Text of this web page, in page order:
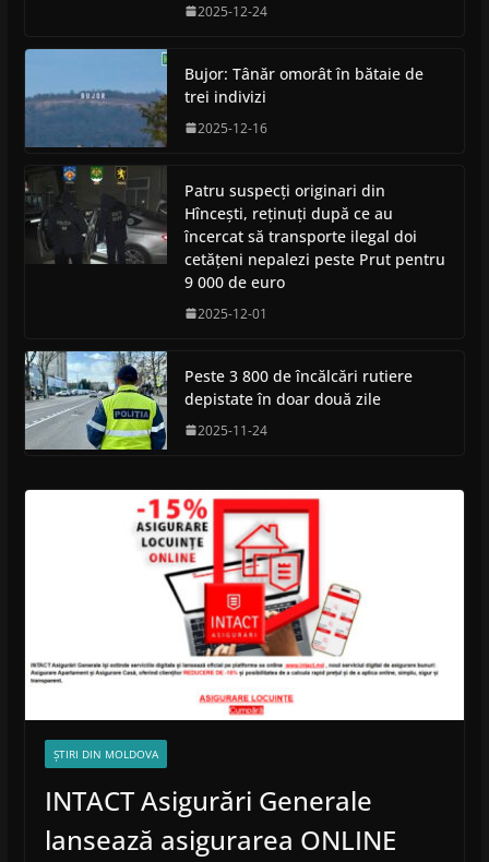
2025-12-24
Bujor: Tânăr omorât în bătaie de
trei indivizi
2025-12-16
Patru suspecți originari din
Hîncești, reținuți după ce au
încercat să transporte ilegal doi
cetățeni nepalezi peste Prut pentru
9 000 de euro
2025-12-01
Peste 3 800 de încălcări rutiere
depistate în doar două zile
2025-11-24
ȘTIRI DIN MOLDOVA
INTACT Asigurări Generale
lansează asigurarea ONLINE